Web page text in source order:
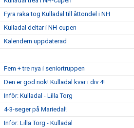
Fyra raka tog Kulladal till åttondel i NH
Kulladal deltar i NH-cupen
Kalendern uppdaterad
Fem + tre nya i seniortruppen
Den er god nok! Kulladal kvar i div 4!
Inför: Kulladal - Lilla Torg
4-3-seger på Mariedal!
Inför: Lilla Torg - Kulladal